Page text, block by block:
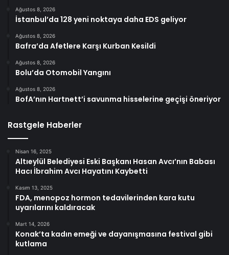
Ağustos 8, 2026
İstanbul’da 128 yeni noktaya daha EDS geliyor
Ağustos 8, 2026
Bafra’da Afetlere Karşı Kurban Kesildi
Ağustos 8, 2026
Bolu’da Otomobil Yangını
Ağustos 8, 2026
BofA’nın Hartnett’i savunma hisselerine geçişi öneriyor
Rastgele Haberler
Nisan 16, 2025
Altıeylül Belediyesi Eski Başkanı Hasan Avcı’nın Babası
Hacı İbrahim Avcı Hayatını Kaybetti
Kasım 13, 2025
FDA, menopoz hormon tedavilerinden kara kutu
uyarılarını kaldıracak
Mart 14, 2026
Konak’ta kadın emeği ve dayanışmasına festival gibi
kutlama